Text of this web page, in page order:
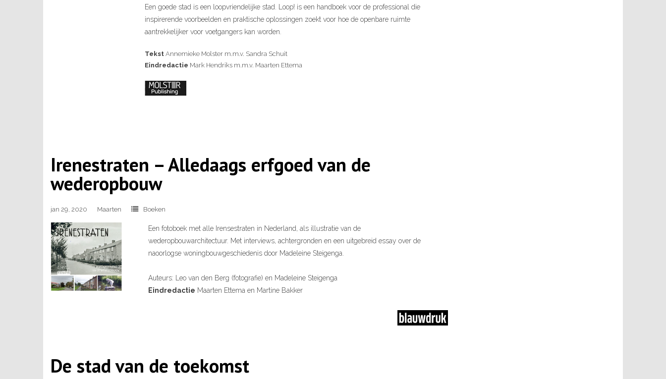
Een goede stad is een loopvriendelijke stad. Loop! is een handboek voor de professional die
inspirerende voorbeelden en praktische oplossingen zoekt voor hoe de openbare ruimte
aantrekkelijker voor voetgangers kan worden.
Tekst Annemieke Molster m.m.v. Sandra Schuit
Eindredactie Mark Hendriks m.m.v. Maarten Ettema
Irenestraten – Alledaags erfgoed van de
wederopbouw
jan 29, 2020 Maarten Boeken
Een fotoboek met alle Irensestraten in Nederland, als illustratie van de
wederopbouwarchitectuur. Met interviews, achtergronden en een uitgebreid essay over de
naoorlogse woningbouwgeschiedenis door Madeleine Steigenga.
Auteurs: Leo van den Berg (fotografie) en Madeleine Steigenga
Eindredactie Maarten Ettema en Martine Bakker
De stad van de toekomst